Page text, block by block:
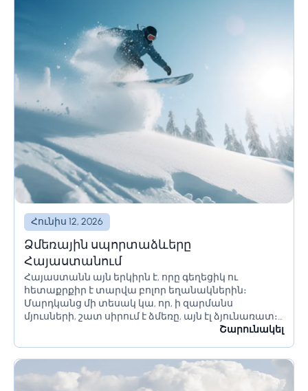
Հունիս 12, 2026
Ձմեռային սպորտաձևերը
Հայաստանում
Հայաստանն այն երկիրն է, որը գեղեցիկ ու
հետաքրքիր է տարվա բոլոր եղանակներին։
Մարդկանց մի տեսակ կա, որ, ի զարմանս
մյուսների, շատ սիրում է ձմեռը, այն էլ ձյունառատ։
Մեր երկիրն առաջարկում է հետաքրքիրՇարունակել